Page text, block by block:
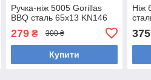
Ручка-ніж 5005 Gorillas
BBQ сталь 65х13 KN146
279₴ 300 ₴
Купити
Ніж
375